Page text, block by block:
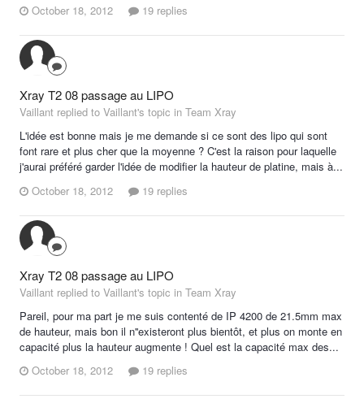
October 18, 2012
19 replies
Xray T2 08 passage au LIPO
Vaillant replied to Vaillant's topic in Team Xray
L'idée est bonne mais je me demande si ce sont des lipo qui sont
font rare et plus cher que la moyenne ? C'est la raison pour laquelle
j'aurai préféré garder l'idée de modifier la hauteur de platine, mais à...
October 18, 2012
19 replies
Xray T2 08 passage au LIPO
Vaillant replied to Vaillant's topic in Team Xray
Pareil, pour ma part je me suis contenté de IP 4200 de 21.5mm max
de hauteur, mais bon il n''existeront plus bientôt, et plus on monte en
capacité plus la hauteur augmente ! Quel est la capacité max des...
October 18, 2012
19 replies